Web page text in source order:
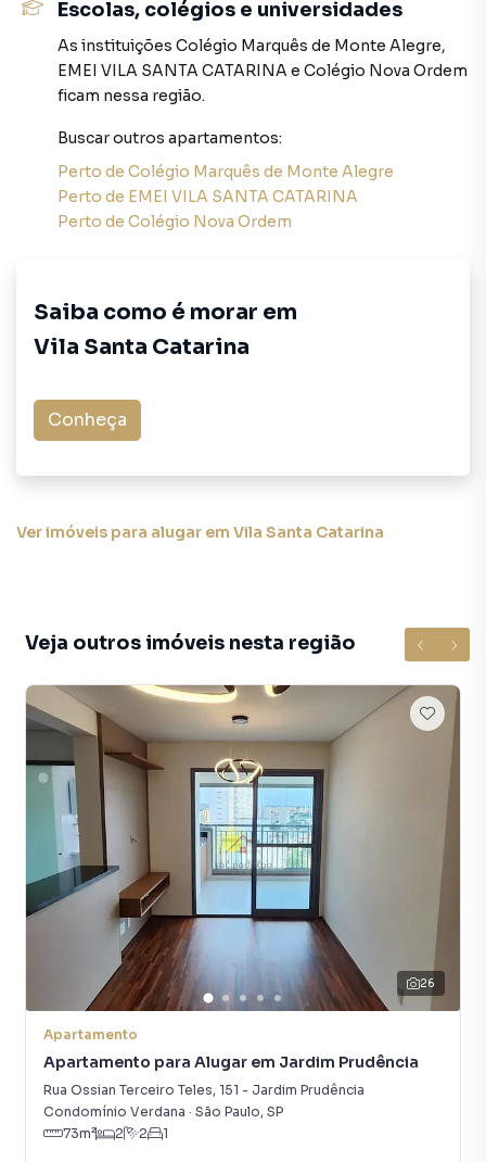
produzir campanhas específicas para São Paulo, o que
aumenta muito o número de contatos interessados e
tendo como consequência uma maior chance de vender ou
alugar seu imóvel mais rápido. Contamos também com um
central de atendimento preparada para atender
proprietários e inquilinos.
Escolas, colégios e universidades
As instituições Colégio Marquês de Monte Alegre,
EMEI VILA SANTA CATARINA e Colégio Nova Ordem
ficam nessa região.
Buscar outros apartamentos:
Perto de Colégio Marquês de Monte Alegre
Perto de EMEI VILA SANTA CATARINA
Perto de Colégio Nova Ordem
Saiba como é morar em
Vila Santa Catarina
Conheça
Ver imóveis para alugar em Vila Santa Catarina
Veja outros imóveis nesta região
26
Apartamento
Apartamento para Alugar em Jardim Prudência
Rua Ossian Terceiro Teles, 151 - Jardim Prudência
Condomínio Verdana · São Paulo, SP
73m² 2 2 1